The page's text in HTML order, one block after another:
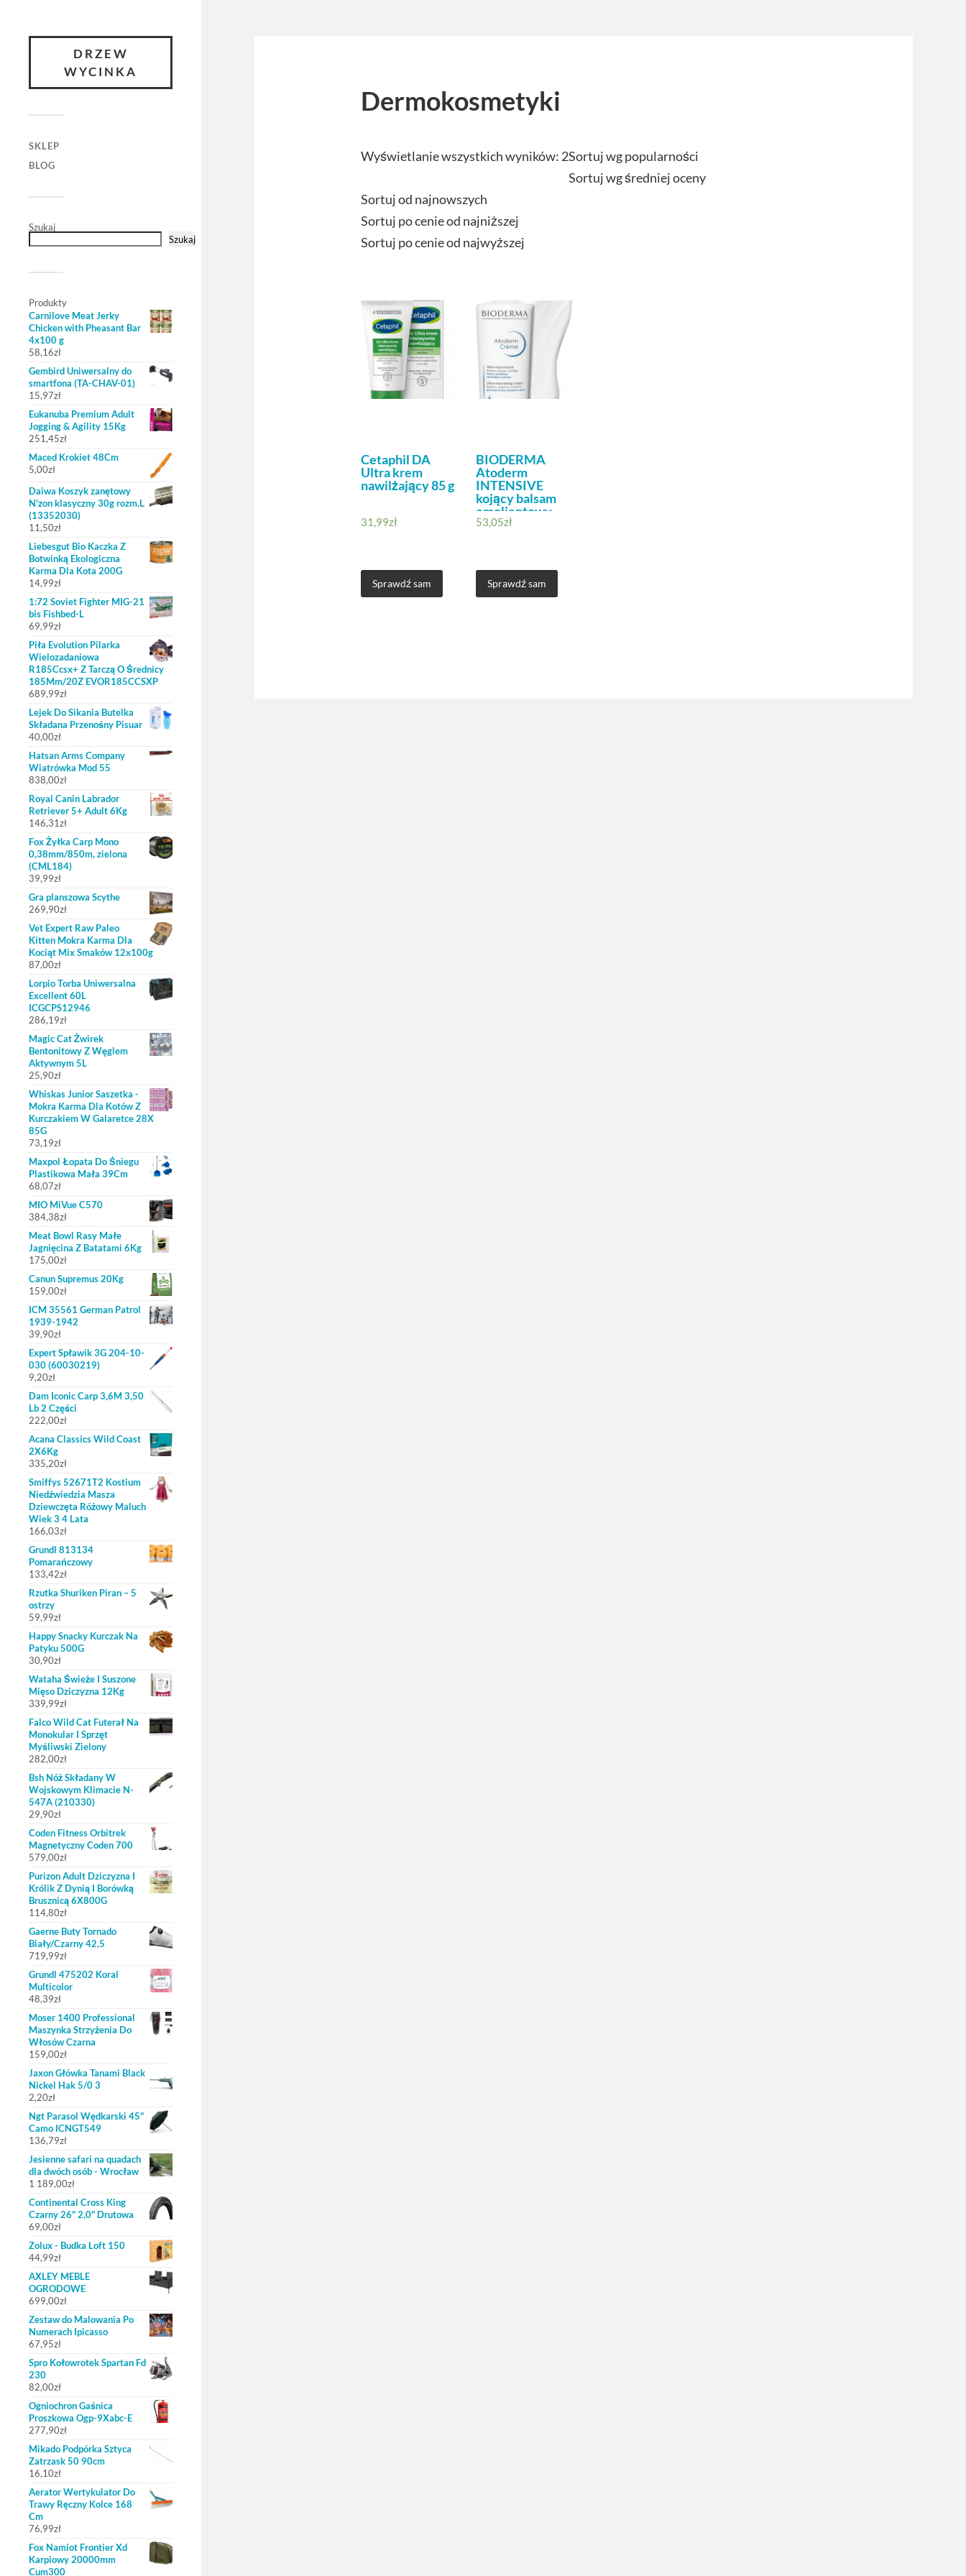
DRZEW
WYCINKA
SKLEP
BLOG
Szukaj
Szukaj
Produkty
Carnilove Meat Jerky
Chicken with Pheasant Bar
4x100 g
58,16zł
Gembird Uniwersalny do
smartfona (TA-CHAV-01)
15,97zł
Eukanuba Premium Adult
Jogging & Agility 15Kg
251,45zł
Maced Krokiet 48Cm
5,00zł
Daiwa Koszyk zanętowy
N'zon klasyczny 30g rozm.L
(13352030)
11,50zł
Liebesgut Bio Kaczka Z
Botwinką Ekologiczna
Karma Dla Kota 200G
14,99zł
1:72 Soviet Fighter MIG-21
bis Fishbed-L
69,99zł
Piła Evolution Pilarka
Wielozadaniowa
R185Ccsx+ Z Tarczą O Średnicy
185Mm/20Z EVOR185CCSXP
689,99zł
Lejek Do Sikania Butelka
Składana Przenośny Pisuar
40,00zł
Hatsan Arms Company
Wiatrówka Mod 55
838,00zł
Royal Canin Labrador
Retriever 5+ Adult 6Kg
146,31zł
Fox Żyłka Carp Mono
0,38mm/850m, zielona
(CML184)
39,99zł
Gra planszowa Scythe
269,90zł
Vet Expert Raw Paleo
Kitten Mokra Karma Dla
Kociąt Mix Smaków 12x100g
87,00zł
Lorpio Torba Uniwersalna
Excellent 60L
ICGCPS12946
286,19zł
Magic Cat Żwirek
Bentonitowy Z Węglem
Aktywnym 5L
25,90zł
Whiskas Junior Saszetka -
Mokra Karma Dla Kotów Z
Kurczakiem W Galaretce 28X
85G
73,19zł
Maxpol Łopata Do Śniegu
Plastikowa Mała 39Cm
68,07zł
MIO MiVue C570
384,38zł
Meat Bowl Rasy Małe
Jagnięcina Z Batatami 6Kg
175,00zł
Canun Supremus 20Kg
159,00zł
ICM 35561 German Patrol
1939-1942
39,90zł
Expert Spławik 3G 204-10-
030 (60030219)
9,20zł
Dam Iconic Carp 3,6M 3,50
Lb 2 Części
222,00zł
Acana Classics Wild Coast
2X6Kg
335,20zł
Smiffys 52671T2 Kostium
Niedźwiedzia Masza
Dziewczęta Różowy Maluch
Wiek 3 4 Lata
166,03zł
Grundl 813134
Pomarańczowy
133,42zł
Rzutka Shuriken Piran – 5
ostrzy
59,99zł
Happy Snacky Kurczak Na
Patyku 500G
30,90zł
Wataha Świeże I Suszone
Mięso Dziczyzna 12Kg
339,99zł
Falco Wild Cat Futerał Na
Monokular I Sprzęt
Myśliwski Zielony
282,00zł
Bsh Nóż Składany W
Wojskowym Klimacie N-
547A (210330)
29,90zł
Coden Fitness Orbitrek
Magnetyczny Coden 700
579,00zł
Purizon Adult Dziczyzna I
Królik Z Dynią I Borówką
Brusznicą 6X800G
114,80zł
Gaerne Buty Tornado
Biały/Czarny 42,5
719,99zł
Grundl 475202 Koral
Multicolor
48,39zł
Moser 1400 Professional
Maszynka Strzyżenia Do
Włosów Czarna
159,00zł
Jaxon Główka Tanami Black
Nickel Hak 5/0 3
2,20zł
Ngt Parasol Wędkarski 45"
Camo ICNGT549
136,79zł
Jesienne safari na quadach
dla dwóch osób - Wrocław
1 189,00zł
Continental Cross King
Czarny 26" 2,0" Drutowa
69,00zł
Zolux - Budka Loft 150
44,99zł
AXLEY MEBLE
OGRODOWE
699,00zł
Zestaw do Malowania Po
Numerach Ipicasso
67,95zł
Spro Kołowrotek Spartan Fd
230
82,00zł
Ogniochron Gaśnica
Proszkowa Ogp-9Xabc-E
277,90zł
Mikado Podpórka Sztyca
Zatrzask 50 90cm
16,10zł
Aerator Wertykulator Do
Trawy Ręczny Kolce 168
Cm
76,99zł
Fox Namiot Frontier Xd
Karpiowy 20000mm
Cum300
Dermokosmetyki
Wyświetlanie wszystkich wyników: 2Sortuj wg popularności
Sortuj wg średniej oceny
Sortuj od najnowszych
Sortuj po cenie od najniższej
Sortuj po cenie od najwyższej
Cetaphil DA
Ultra krem
nawilżający 85 g
31,99zł
Sprawdź sam
BIODERMA
Atoderm
INTENSIVE
kojący balsam
emolientowy
500ml
53,05zł
Sprawdź sam